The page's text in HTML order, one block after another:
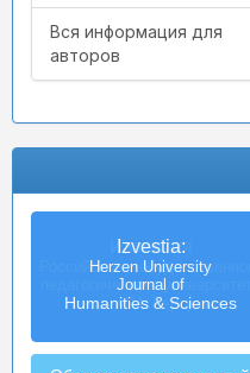
Вся информация для
авторов
Izvestia:
Herzen University
Journal of
Humanities & Sciences